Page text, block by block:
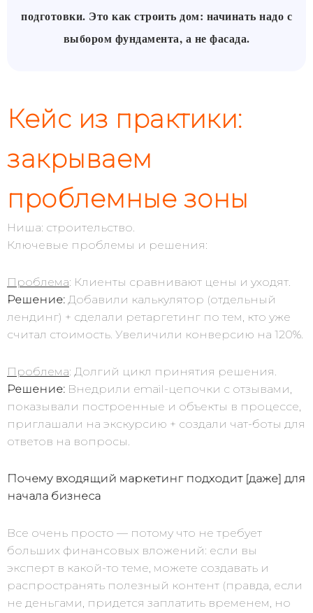
подготовки. Это как строить дом: начинать надо с
выбором фундамента, а не фасада.
Кейс из практики:
закрываем
проблемные зоны
Ниша: строительство.
Ключевые проблемы и решения:
Проблема: Клиенты сравнивают цены и уходят.
Решение: Добавили калькулятор (отдельный
лендинг) + сделали ретаргетинг по тем, кто уже
считал стоимость. Увеличили конверсию на 120%.
Проблема: Долгий цикл принятия решения.
Решение: Внедрили email-цепочки с отзывами,
показывали построенные и объекты в процессе,
приглашали на экскурсию + создали чат-боты для
ответов на вопросы.
Почему входящий маркетинг подходит [даже] для
начала бизнеса
Все очень просто — потому что не требует
больших финансовых вложений: если вы
эксперт в какой-то теме, можете создавать и
распространять полезный контент (правда, если
не деньгами, придется заплатить временем, но